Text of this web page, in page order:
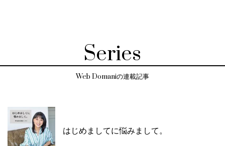
Series
Web Domaniの連載記事
はじめましてに悩みまして。